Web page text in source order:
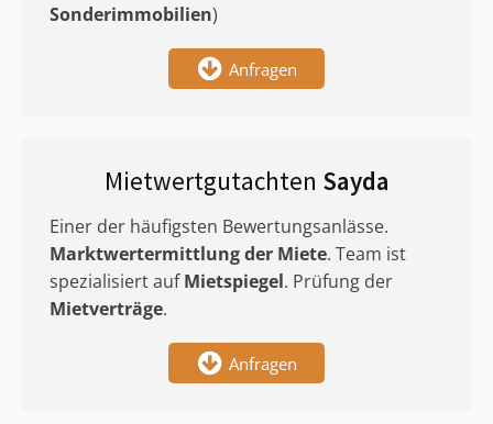
Sonderimmobilien)
Anfragen
Mietwertgutachten Sayda
Einer der häufigsten Bewertungsanlässe.
Marktwertermittlungder Miete. Team ist
spezialisiert aufMietspiegel. Prüfung der
Mietverträge.
Anfragen